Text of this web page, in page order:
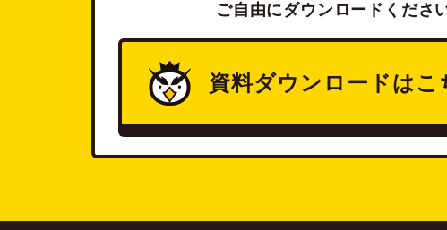
ご自由にダウンロードください
資料ダウンロードはこ